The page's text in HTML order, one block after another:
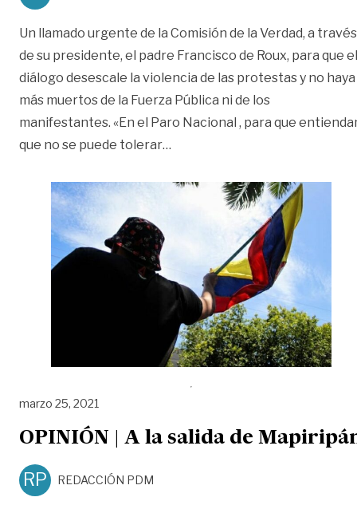
Un llamado urgente de la Comisión de la Verdad, a través
de su presidente, el padre Francisco de Roux, para que el
diálogo desescale la violencia de las protestas y no haya
más muertos de la Fuerza Pública ni de los
manifestantes. «En el Paro Nacional , para que
que no se puede tolerar…
marzo 25, 2021
OPINIÓN | A la salida de
RP REDACCIÓN PDM